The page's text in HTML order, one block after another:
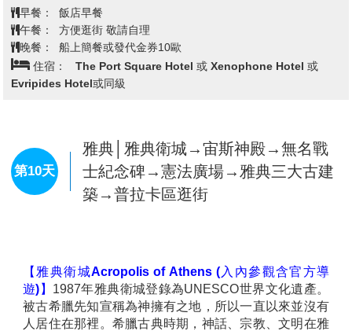
孕育出極具特色的葡萄酒文化，在悠閒景色陪伴下，細
細品味當地葡萄酒香氣與地中海風味，更為旅程增添一
份微醺而優雅的度假氛圍。
午後時分，帶著依依不捨的心情，前往碼頭搭乘慢船返
回雅典。航行於遼闊愛琴海之上，湛藍海面與散落海中
臨，抵達希臘首都雅典～
早餐：
飯店早餐
午餐：
方便逛街 敬請自理
晚餐：
船上簡餐或發代金券10歐
住宿：
The Port Square Hotel 或 Xenophone Hotel 或
Evripides Hotel或同級
第10天
雅典│雅典衛城→宙斯神殿→無名戰
士紀念碑→憲法廣場→雅典三大古建
築→普拉卡區逛街
【雅典衛城Acropolis of Athens (入內參觀含官方導
遊)】 1987年雅典衛城登錄為UNESCO世界文化遺產。
被古希臘先知宣稱為神擁有之地，所以一直以來並沒有
人居住在那裡。希臘古典時期，神話、宗教、文明在雅